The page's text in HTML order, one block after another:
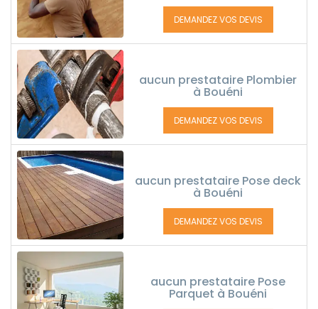
DEMANDEZ VOS DEVIS
aucun prestataire Plombier
à Bouéni
DEMANDEZ VOS DEVIS
aucun prestataire Pose deck
à Bouéni
DEMANDEZ VOS DEVIS
aucun prestataire Pose
Parquet à Bouéni